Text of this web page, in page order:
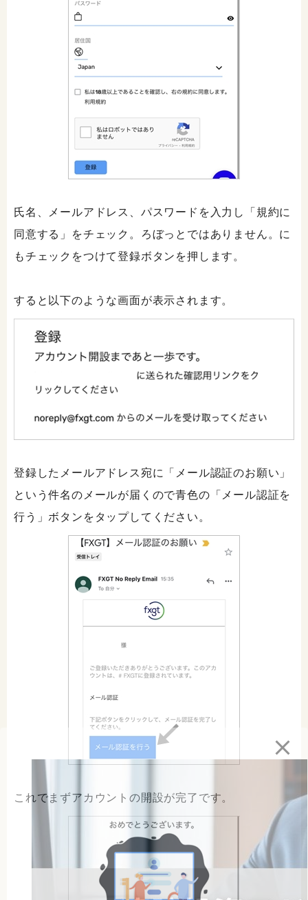
氏名、メールアドレス、パスワードを入力し「規約に
同意する」をチェック。ろぼっとではありません。に
もチェックをつけて登録ボタンを押します。
すると以下のような画面が表示されます。
登録したメールアドレス宛に「メール認証のお願い」
という件名のメールが届くので青色の「メール認証を
行う」ボタンをタップしてください。
これでまずアカウントの開設が完了です。